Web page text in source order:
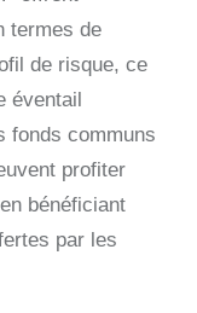
termes de
de risque, ce
éventail
fonds communs
profiter
bénéficiant
par les